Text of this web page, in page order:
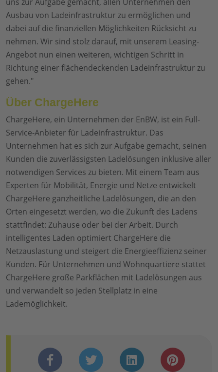
Ausbau von Ladeinfrastruktur zu ermöglichen und
dabei auf die finanziellen Möglichkeiten Rücksicht zu
nehmen. Wir sind stolz darauf, mit unserem Leasing-
Angebot nun einen weiteren, wichtigen Schritt in
Richtung einer flächendeckenden Ladeinfrastruktur zu
gehen."
Über ChargeHere
ChargeHere, ein Unternehmen der EnBW, ist ein Full-
Service-Anbieter für Ladeinfrastruktur. Das
Unternehmen hat es sich zur Aufgabe gemacht, seinen
Kunden die zuverlässigsten Ladelösungen inklusive aller
notwendigen Services zu bieten. Mit einem Team aus
Experten für Mobilität, Energie und Netze entwickelt
ChargeHere ganzheitliche Ladelösungen, die an den
Orten eingesetzt werden, wo die Zukunft des Ladens
stattfindet: Zuhause oder bei der Arbeit. Durch
intelligentes Laden optimiert ChargeHere die
Netzauslastung und steigert die Energieeffizienz seiner
Kunden. Für Unternehmen und Wohnquartiere stattet
ChargeHere große Parkflächen mit Ladelösungen aus
und verwandelt so jeden Stellplatz in eine
Lademöglichkeit.